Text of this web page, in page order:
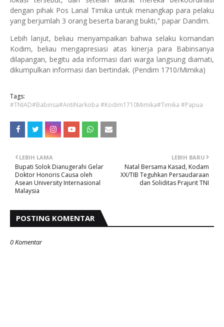
dengan pihak Pos Lanal Timika untuk menangkap para pelaku
yang berjumlah 3 orang beserta barang bukti,” papar Dandim.
Lebih lanjut, beliau menyampaikan bahwa selaku komandan
Kodim, beliau mengapresiasi atas kinerja para Babinsanya
dilapangan, begitu ada informasi dari warga langsung diamati,
dikumpulkan informasi dan bertindak. (Pendim 1710/Mimika)
Tags:
#TNIAD#Babinsa#AntiNarkoba #Kodim1710Mimika#Timika #Papua
LEBIH BARU
Natal Bersama Kasad, Kodam
XX/TIB Teguhkan Persaudaraan
dan Soliditas Prajurit TNI
LEBIH LAMA
Bupati Solok Dianugerahi Gelar
Doktor Honoris Causa oleh
Asean University Internasional
Malaysia
POSTING KOMENTAR
0 Komentar